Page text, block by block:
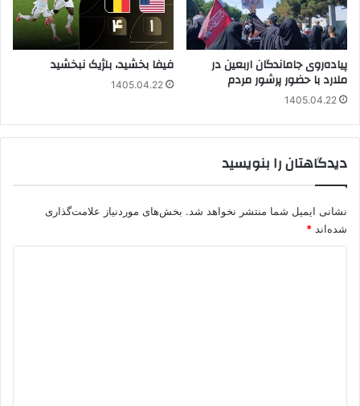
پیاده‌روی جاماندگان اربعین در
ملارد با حضور پرشور مردم
1405.04.22
فیفا بخشید، بلژیک نبخشید
1405.04.22
دیدگاهتان را بنویسید
نشانی ایمیل شما منتشر نخواهد شد. بخش‌های موردنیاز علامت‌گذاری
شده‌اند *